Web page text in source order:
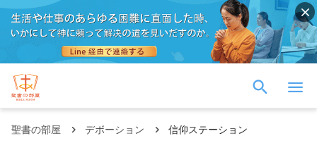
聖書の部屋 デボーション 信仰ステーション